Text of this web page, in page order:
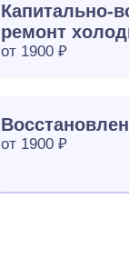
Капитально-
ремонт
от 1900 ₽
от 1900 ₽